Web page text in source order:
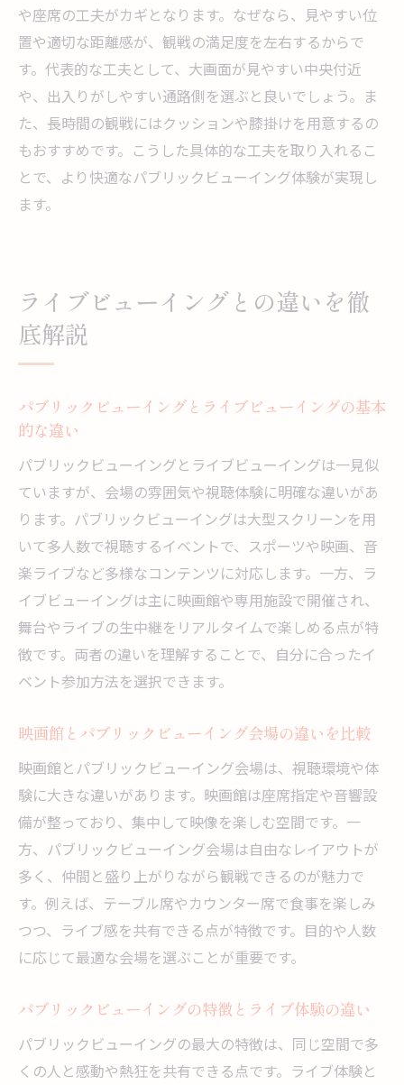
や座席の工夫がカギとなります。なぜなら、見やすい位
置や適切な距離感が、観戦の満足度を左右するからで
す。代表的な工夫として、大画面が見やすい中央付近
や、出入りがしやすい通路側を選ぶと良いでしょう。ま
た、長時間の観戦にはクッションや膝掛けを用意するの
もおすすめです。こうした具体的な工夫を取り入れるこ
とで、より快適なパブリックビューイング体験が実現し
ます。
ライブビューイングとの違いを徹
底解説
パブリックビューイングとライブビューイングの基本
的な違い
パブリックビューイングとライブビューイングは一見似
ていますが、会場の雰囲気や視聴体験に明確な違いがあ
ります。パブリックビューイングは大型スクリーンを用
いて多人数で視聴するイベントで、スポーツや映画、音
楽ライブなど多様なコンテンツに対応します。一方、ラ
イブビューイングは主に映画館や専用施設で開催され、
舞台やライブの生中継をリアルタイムで楽しめる点が特
徴です。両者の違いを理解することで、自分に合ったイ
ベント参加方法を選択できます。
映画館とパブリックビューイング会場の違いを比較
映画館とパブリックビューイング会場は、視聴環境や体
験に大きな違いがあります。映画館は座席指定や音響設
備が整っており、集中して映像を楽しむ空間です。一
方、パブリックビューイング会場は自由なレイアウトが
多く、仲間と盛り上がりながら観戦できるのが魅力で
す。例えば、テーブル席やカウンター席で食事を楽しみ
つつ、ライブ感を共有できる点が特徴です。目的や人数
に応じて最適な会場を選ぶことが重要です。
パブリックビューイングの特徴とライブ体験の違い
パブリックビューイングの最大の特徴は、同じ空間で多
くの人と感動や熱狂を共有できる点です。ライブ体験と